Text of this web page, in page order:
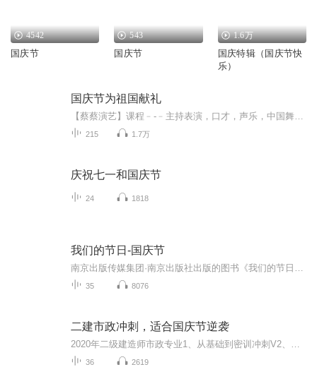
4542
国庆节
543
国庆节
1.6万
国庆特辑（国庆节快
乐）
国庆节为祖国献礼
215 1.7万
庆祝七一和国庆节
24 1818
我们的节日-国庆节
35 8076
二建市政冲刺，适合国庆节逆袭
36 2619